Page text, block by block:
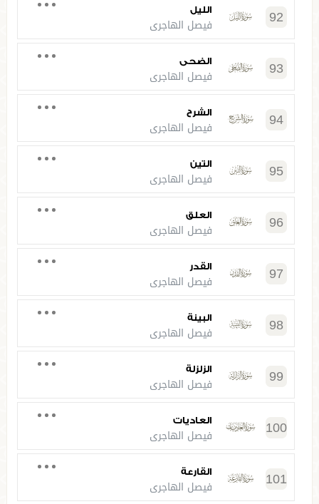
92 الليل
فيصل الهاجري
93 الضحى
فيصل الهاجري
94 الشرح
فيصل الهاجري
95 التين
فيصل الهاجري
96 العلق
فيصل الهاجري
97 القدر
فيصل الهاجري
98 البينة
فيصل الهاجري
99 الزلزلة
فيصل الهاجري
100 العاديات
فيصل الهاجري
101 القارعة
فيصل الهاجري